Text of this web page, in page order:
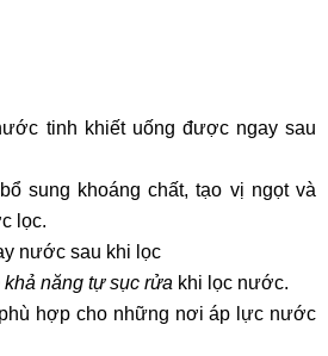
tinh khiết uống được ngay sau
sung khoáng chất, tạo vị ngọt và
lọc.
nước sau khi lọc
năng tự sục rửa khi lọc nước.
hợp cho những nơi áp lực nước